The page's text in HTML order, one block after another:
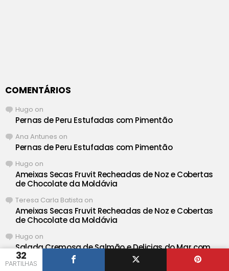
32
PARTILHAS
COMENTÁRIOS
Hugo on
Pernas de Peru Estufadas com Pimentão
Ana Antunes on
Pernas de Peru Estufadas com Pimentão
Hugo on
Ameixas Secas Fruvit Recheadas de Noz e Cobertas
de Chocolate da Moldávia
Teresa Carla Batista on
Ameixas Secas Fruvit Recheadas de Noz e Cobertas
de Chocolate da Moldávia
Hugo on
Salada Cremosa de Salmão e Delicias do Mar com
Maionese